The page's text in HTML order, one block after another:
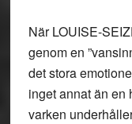
När LOUISE-
genom en
det stora
inget annat än en
varken